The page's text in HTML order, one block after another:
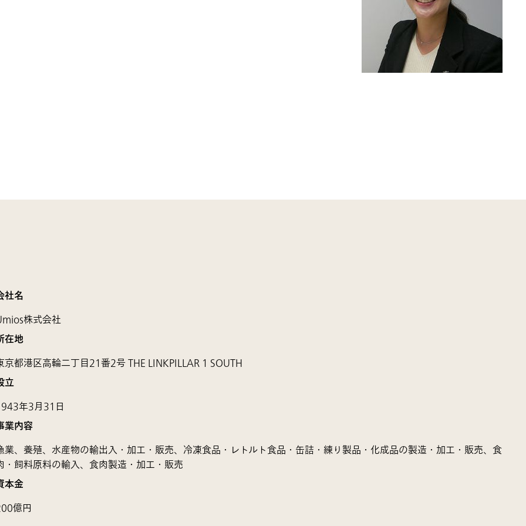
社名
株式会社
在地
京都港区高輪二丁目21番2号 THE LINKPILLAR 1 SOUTH
立
年3月31日
業内容
業、養殖、水産物の輸出入・加工・販売、冷凍食品・レトルト食品・缶詰・練り製品・化成品の製造・加工・販売、食
・飼料原料の輸入、食肉製造・加工・販売
本金
億円